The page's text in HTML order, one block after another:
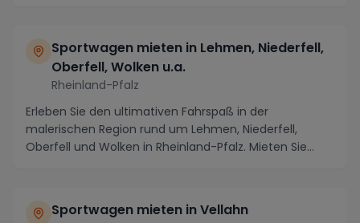
Sportwagen mieten in Lehmen, Niederfell,
Oberfell, Wolken u.a.
Rheinland-Pfalz
Erleben Sie den ultimativen Fahrspaß in der
malerischen Region rund um Lehmen, Niederfell,
Oberfell und Wolken in Rheinland-Pfalz. Mieten Sie
Sportwagen mieten in Vellahn